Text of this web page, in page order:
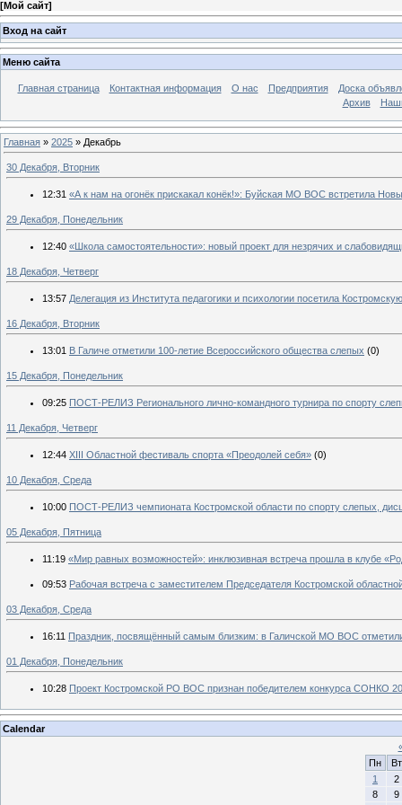
[Мой сайт]
Вход на сайт
Меню сайта
Главная страница Контактная информация О нас Предприятия
Доска
Архив
Главная » 2025 » Декабрь
30 Декабря, Вторник
12:31 «А к нам на огонёк прискакал конёк!»: Буйская МО ВОС встретила
29 Декабря, Понедельник
12:40 «Школа самостоятельности»: новый проект для незрячих и
18 Декабря, Четверг
13:57 Делегация из Института педагогики и психологии посетила
16 Декабря, Вторник
13:01 В Галиче отметили 100-летие Всероссийского общества слепых (0)
15 Декабря, Понедельник
09:25 ПОСТ-РЕЛИЗ Регионального лично-командного турнира по спорту
11 Декабря, Четверг
12:44 XIII Областной фестиваль спорта «Преодолей себя» (0)
10 Декабря, Среда
10:00 ПОСТ-РЕЛИЗ чемпионата Костромской области по спорту слепых,
05 Декабря, Пятница
11:19 «Мир равных возможностей»: инклюзивная встреча прошла в клубе
09:53 Рабочая встреча с заместителем Председателя Костромской
03 Декабря, Среда
16:11 Праздник, посвящённый самым близким: в Галичской МО ВОС
01 Декабря, Понедельник
10:28 Проект Костромской РО ВОС признан победителем конкурса СОНКО
Calendar
Пн
Вт
1
2
8
9